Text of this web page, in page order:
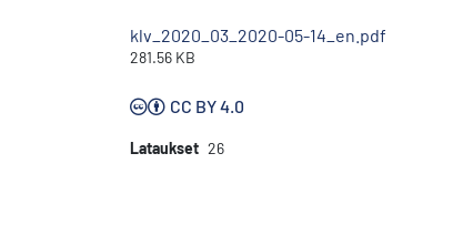
klv_2020_03_2020-05-14_en.pdf
281.56 KB
CC BY 4.0
Lataukset 26